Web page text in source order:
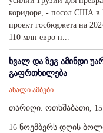
коридоре, - посол США в
проект госбюджета на
110 млн евро н...
ხვალ და ზეგ ამინდი
გაფრთხილება
ახალი ამბები
თარიღი: ოთხშაბათი, 15
16 ნოემბერს დღის